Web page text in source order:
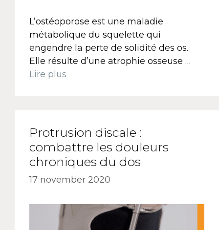
L’ostéoporose est une maladie
métabolique du squelette qui
engendre la perte de solidité des os.
Elle résulte d’une atrophie osseuse …
Lire plus
Protrusion discale :
combattre les douleurs
chroniques du dos
17 november 2020